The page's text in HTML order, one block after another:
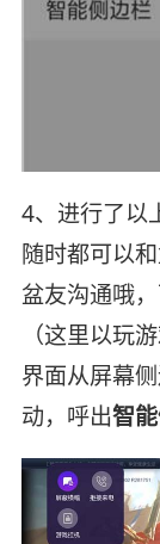
4、进行了以
随时都可以
盆友沟通哦
（这里以玩
界面从屏幕
动，呼出智